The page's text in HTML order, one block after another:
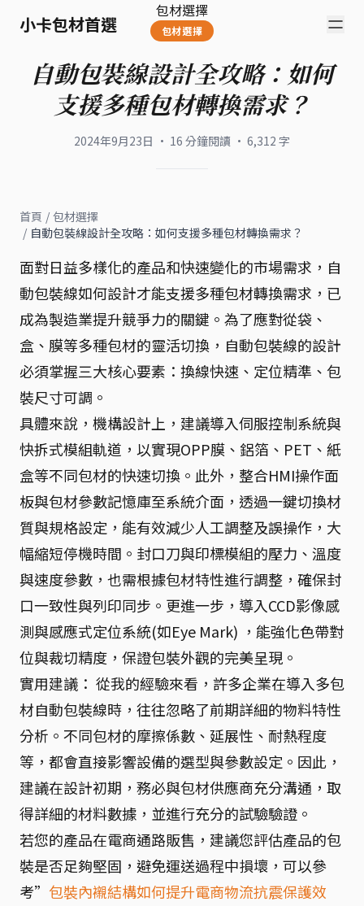
小卡包材首選
包材選擇
包材選擇
自動包裝線設計全攻略：如何
支援多種包材轉換需求？
2024年9月23日 · 16 分鐘閱讀 · 6,312 字
首頁 / 包材選擇
/ 自動包裝線設計全攻略：如何支援多種包材轉換需求？
面對日益多樣化的產品和快速變化的市場需求，自
動包裝線如何設計才能支援多種包材轉換需求，已
成為製造業提升競爭力的關鍵。為了應對從袋、
盒、膜等多種包材的靈活切換，自動包裝線的設計
必須掌握三大核心要素：換線快速、定位精準、包
裝尺寸可調。
具體來說，機構設計上，建議導入伺服控制系統與
快拆式模組軌道，以實現OPP膜、鋁箔、PET、紙
盒等不同包材的快速切換。此外，整合HMI操作面
板與包材參數記憶庫至系統介面，透過一鍵切換材
質與規格設定，能有效減少人工調整及誤操作，大
幅縮短停機時間。封口刀與印標模組的壓力、溫度
與速度參數，也需根據包材特性進行調整，確保封
口一致性與列印同步。更進一步，導入CCD影像感
測與感應式定位系統(如Eye Mark) ，能強化色帶對
位與裁切精度，保證包裝外觀的完美呈現。
實用建議： 從我的經驗來看，許多企業在導入多包
材自動包裝線時，往往忽略了前期詳細的物料特性
分析。不同包材的摩擦係數、延展性、耐熱程度
等，都會直接影響設備的選型與參數設定。因此，
建議在設計初期，務必與包材供應商充分溝通，取
得詳細的材料數據，並進行充分的試驗驗證。
若您的產品在電商通路販售，建議您評估產品的包
裝是否足夠堅固，避免運送過程中損壞，可以參
考” 包裝內襯結構如何提升電商物流抗震保護效